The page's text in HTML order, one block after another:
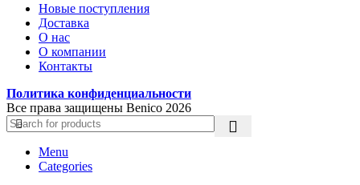
Новые поступления
Доставка
О нас
О компании
Контакты
Политика конфиденциальности
Все права защищены Benico 2026
Menu
Categories